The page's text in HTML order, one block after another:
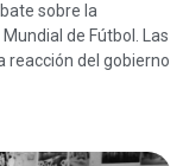
sobre la
de Fútbol. Las
reacción del gobierno